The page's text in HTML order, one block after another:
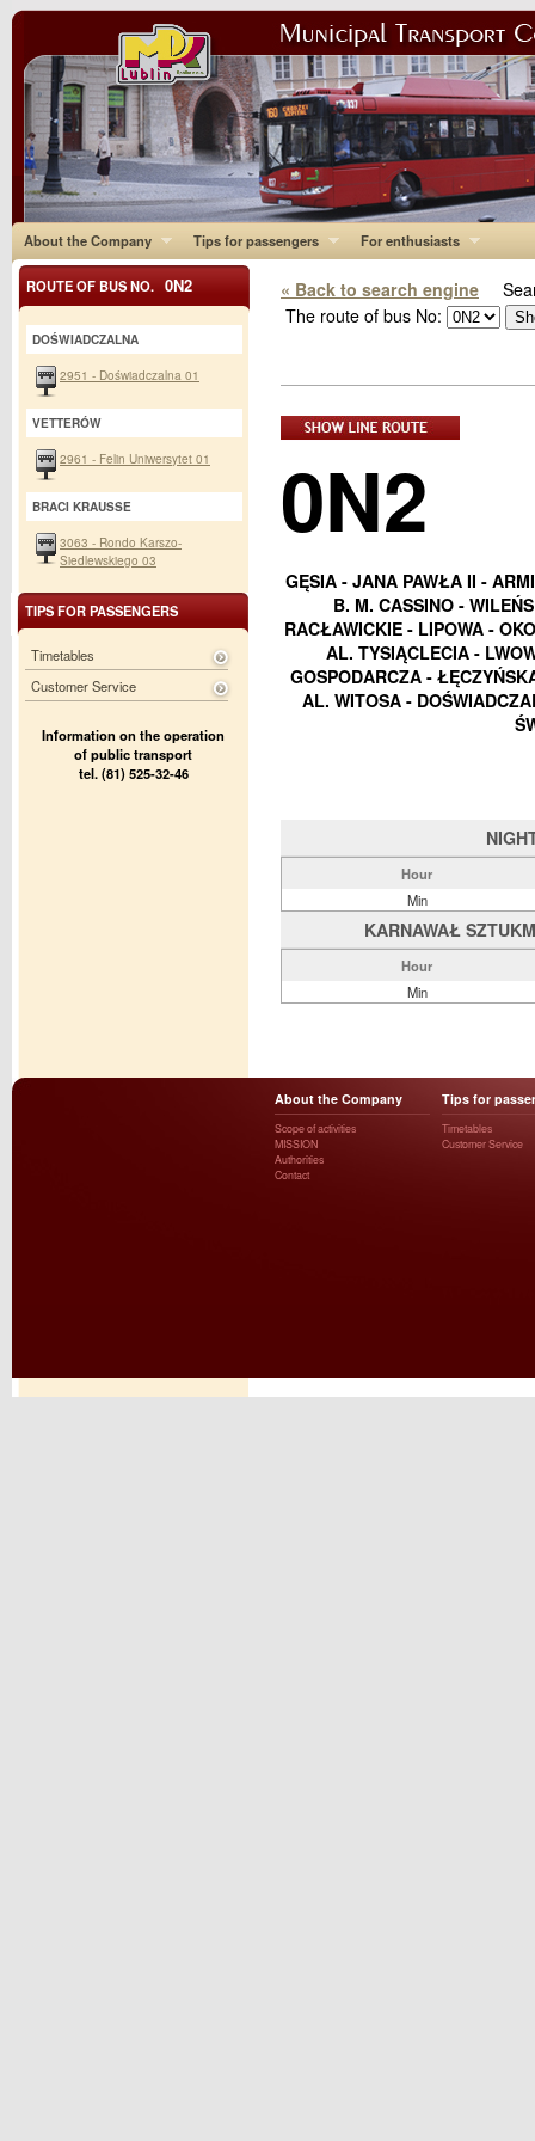
About the Company Tips for passengers For enthusiasts
« Back to search engine
The route of bus No:
0N2
GĘSIA - JANA PAWŁA II -
B. M. CASSINO -
RACŁAWICKIE - LIPOWA -
AL. TYSIĄCLECIA -
GOSPODARCZA -
AL. WITOSA -
Hour
Min
KARNAWAŁ
Hour
Min
ROUTE OF BUS NO. 0N2
DOŚWIADCZALNA
2951 - Doświadczalna 01
VETTERÓW
2961 - Felin Uniwersytet 01
BRACI KRAUSSE
3063 - Rondo Karszo-
Siedlewskiego 03
TIPS FOR PASSENGERS
Timetables
Customer Service
Information on the operation
of public transport
tel. (81) 525-32-46
About the Company
Scope of activities
MISSION
Authorities
Contact
Tips for
Timetables
Customer Service